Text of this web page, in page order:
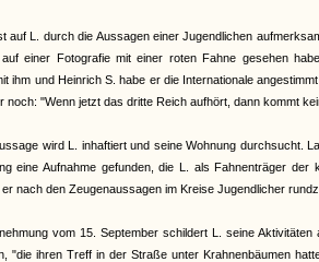
auf L. durch die Aussagen einer Jugendlichen
einer Fotografie mit einer roten Fahne gesehen
ihm und Heinrich S. habe er die Internationale
noch: "Wenn jetzt das dritte Reich aufhört, dann kommt
wird L. inhaftiert und seine Wohnung durchsucht.
eine Aufnahme gefunden, die L. als Fahnenträger
er nach den Zeugenaussagen im Kreise Jugendlicher
vom 15. September schildert L. seine
"die ihren Treff in der Straße unter Krahnenbäumen